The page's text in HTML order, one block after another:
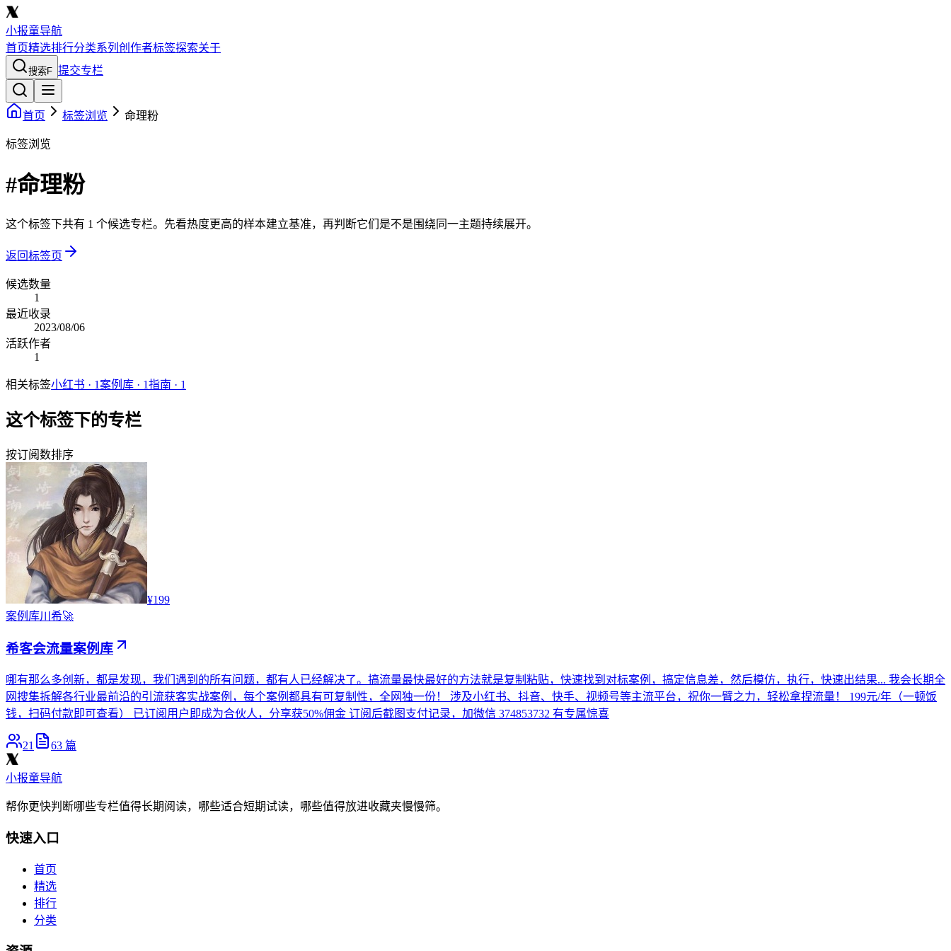
小报童导航
首页精选排行分类系列 创作者标签探索关于
搜索F 提交专栏
首页 标签浏览 命理粉
标签浏览
#命理粉
这个标签下共有 1 个候选专栏。先看热度更高的样本建立基准，再判断它们是不是围绕同一主题持续展开。
返回标签页
候选数量
1
最近收录
2023/08/06
活跃作者
1
相关标签小红书 · 1案例库 · 1指南 · 1
这个标签下的专栏
按订阅数排序
¥199
案例库川希🚀
希客会流量案例库
哪有那么多创新，都是发现，我们遇到的所有问题，都有人已经解决了。搞流量最快最好的方法就是复制粘贴，快速找到对标案例，搞定信息差，然后模仿，执行，快速出结果... 我会长期全
网搜集拆解各行业最前沿的引流获客实战案例，每个案例都具有可复制性，全网独一份！ 涉及小红书、抖音、快手、视频号等主流平台，祝你一臂之力，轻松拿捏流量！ 199元/年（一顿饭
钱，扫码付款即可查看） 已订阅用户即成为合伙人，分享获50%佣金 订阅后截图支付记录，加微信 374853732 有专属惊喜
21 63 篇
小报童导航
帮你更快判断哪些专栏值得长期阅读，哪些适合短期试读，哪些值得放进收藏夹慢慢筛。
快速入口
首页
精选
排行
分类